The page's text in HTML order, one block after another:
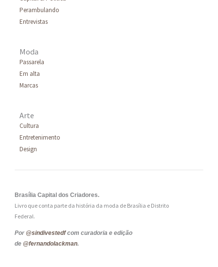
Perambulando
Entrevistas
Moda
Passarela
Em alta
Marcas
Arte
Cultura
Entretenimento
Design
Brasília Capital dos Criadores.
Livro que conta parte da história da moda de Brasília e Distrito
Federal.
Por @sindivestedfcom curadoria e edição
de @fernandolackman.